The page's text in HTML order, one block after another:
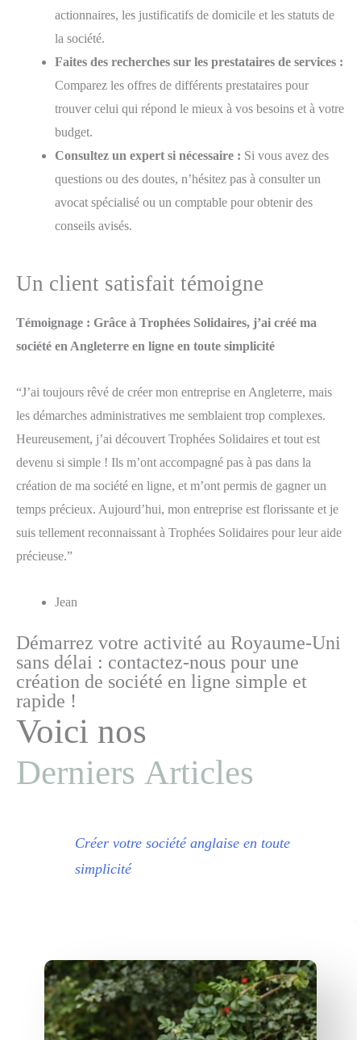
actionnaires, les justificatifs de domicile et les statuts de
la société.
Faites des recherches sur les prestataires de services :
Comparez les offres de différents prestataires pour
trouver celui qui répond le mieux à vos besoins et à votre
budget.
Consultez un expert si nécessaire : Si vous avez des
questions ou des doutes, n’hésitez pas à consulter un
avocat spécialisé ou un comptable pour obtenir des
conseils avisés.
Un client satisfait témoigne
Témoignage : Grâce à Trophées Solidaires, j’ai créé ma
société en Angleterre en ligne en toute simplicité
“J’ai toujours rêvé de créer mon entreprise en Angleterre, mais
les démarches administratives me semblaient trop complexes.
Heureusement, j’ai découvert Trophées Solidaires et tout est
devenu si simple ! Ils m’ont accompagné pas à pas dans la
création de ma société en ligne, et m’ont permis de gagner un
temps précieux. Aujourd’hui, mon entreprise est florissante et je
suis tellement reconnaissant à Trophées Solidaires pour leur aide
précieuse.”
Jean
Démarrez votre activité au Royaume-Uni
sans délai : contactez-nous pour une
création de société en ligne simple et
rapide !
Voici nos
Derniers Articles
Créer votre société anglaise en toute
simplicité